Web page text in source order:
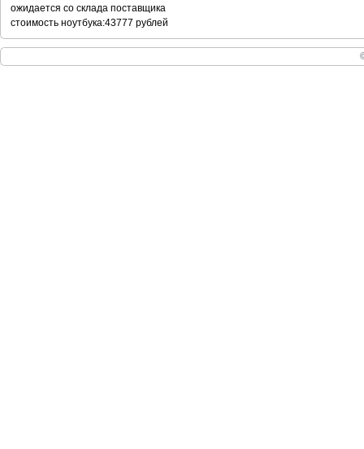
ожидается со склада поставщика
стоимость ноутбука:43777 рублей